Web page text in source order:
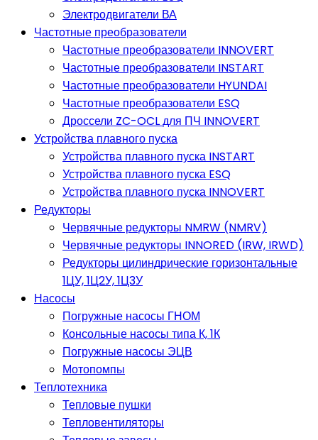
Электродвигатели ВА
Частотные преобразователи
Частотные преобразователи INNOVERT
Частотные преобразователи INSTART
Частотные преобразователи HYUNDAI
Частотные преобразователи ESQ
Дроссели ZC-OCL для ПЧ INNOVERT
Устройства плавного пуска
Устройства плавного пуска INSTART
Устройства плавного пуска ESQ
Устройства плавного пуска INNOVERT
Редукторы
Червячные редукторы NMRW (NMRV)
Червячные редукторы INNORED (IRW, IRWD)
Редукторы цилиндрические горизонтальные
1ЦУ, 1Ц2У, 1Ц3У
Насосы
Погружные насосы ГНОМ
Консольные насосы типа К, 1К
Погружные насосы ЭЦВ
Мотопомпы
Теплотехника
Тепловые пушки
Тепловентиляторы